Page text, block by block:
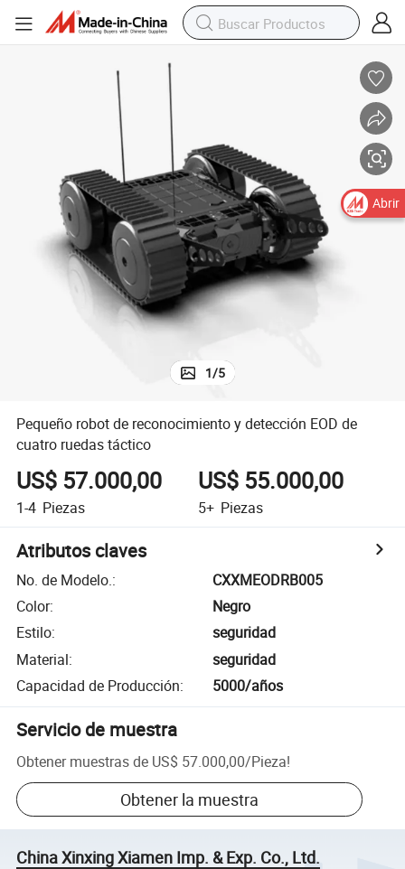
1/5
Pequeño robot de reconocimiento y detección EOD de
cuatro ruedas táctico
US$ 57.000,00
1-4 Piezas
US$ 55.000,00
5+ Piezas
Atributos claves
No. de Modelo.:
CXXMEODRB005
Color:
Negro
Estilo:
seguridad
Material:
seguridad
Capacidad de Producción: 5000/años
Servicio de muestra
Obtener muestras de US$ 57.000,00/Pieza!
Obtener la muestra
China Xinxing Xiamen Imp. & Exp. Co., Ltd.
Abrir